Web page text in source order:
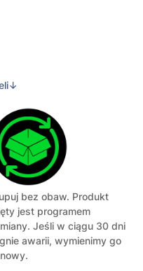
bez obaw. Produkt
jest programem
Jeśli w ciągu 30 dni
awarii, wymienimy go